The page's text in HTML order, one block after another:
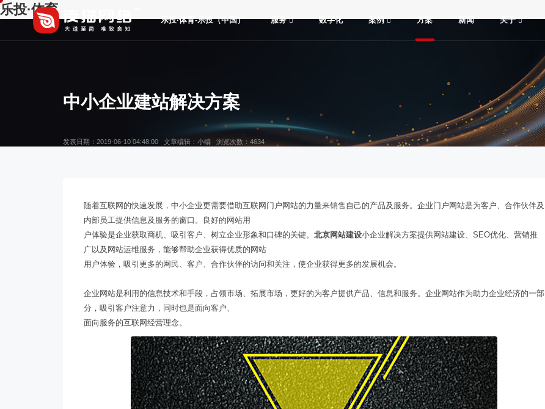
乐投·体育
乐投·体育-乐投（中国） 服务 数字化 案例 方案 新闻 关于
中小企业建站解决方案
发表日期：2019-06-10 04:48:00 文章编辑：小编 浏览次数：4634
随着互联网的快速发展，中小企业更需要借助互联网门户网站的力量来销售自己的产品及服务。企业门户网站是为客户、合作伙伴及
内部员工提供信息及服务的窗口。良好的网站用
户体验是企业获取商机、吸引客户、树立企业形象和口碑的关键。 北京网站建设小企业解决方案提供网站建设、SEO优化、营销推
广以及网站运维服务，能够帮助企业获得优质的网站
用户体验，吸引更多的网民、客户、合作伙伴的访问和关注，使企业获得更多的发展机会。
企业网站是利用的信息技术和手段，占领市场、拓展市场，更好的为客户提供产品、信息和服务。企业网站作为助力企业经济的一部
分，吸引客户注意力，同时也是面向客户、
面向服务的互联网经营理念。